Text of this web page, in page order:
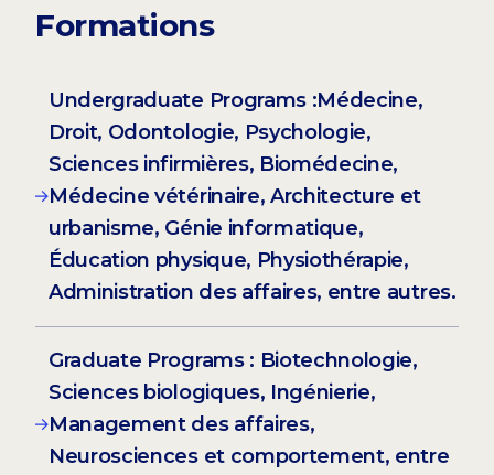
Formations
Undergraduate Programs :Médecine,
Droit, Odontologie, Psychologie,
Sciences infirmières, Biomédecine,
Médecine vétérinaire, Architecture et
urbanisme, Génie informatique,
Éducation physique, Physiothérapie,
Administration des affaires, entre autres.
Graduate Programs : Biotechnologie,
Sciences biologiques, Ingénierie,
Management des affaires,
Neurosciences et comportement, entre